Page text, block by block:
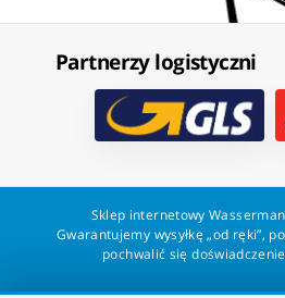
Partnerzy logistyczni
Sklep internetowy
Gwarantujemy wysyłkę „od ręki”,
pochwalić się